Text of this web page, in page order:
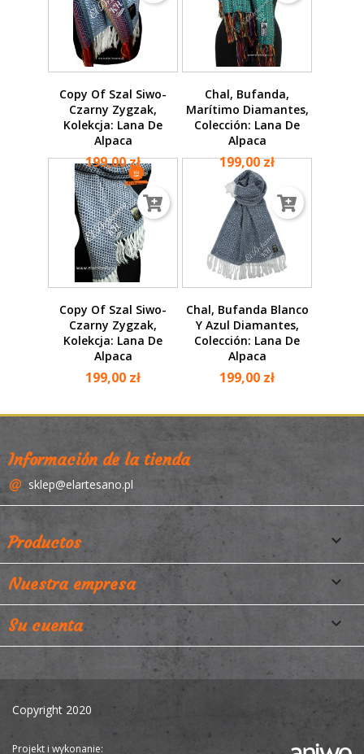
Copy Of Szal Siwo-
Czarny Zygzak,
Kolekcja: Lana De
Alpaca
199,00 zł
Chal, Bufanda,
Marítimo Diamantes,
Colección: Lana De
Alpaca
199,00 zł
Copy Of Szal Siwo-
Czarny Zygzak,
Kolekcja: Lana De
Alpaca
199,00 zł
Chal, Bufanda Blanco
Y Azul Diamantes,
Colección: Lana De
Alpaca
199,00 zł
Información de la tienda
sklep@elartesano.pl
Productos 
Nuestra empresa 
Su cuenta 
Copyright 2020
Projekt i wykonanie: